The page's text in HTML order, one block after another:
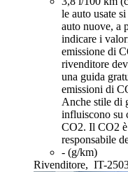
le auto usate
auto nuove, a
indicare i
emissione di
rivenditore
una guida
emissioni di
Anche stile di
influiscono su
CO2. Il CO2 è
responsabile
- (g/km)
Rivenditore, IT-